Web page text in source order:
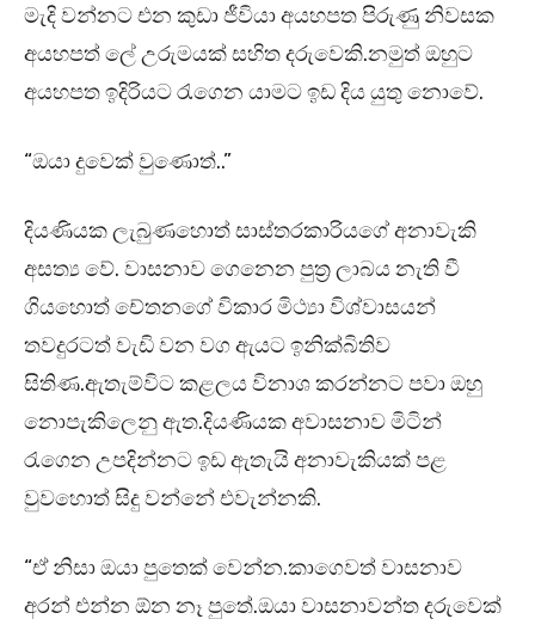
මැදි වන්නට එන කුඩා ජීවියා අයහපත පිරුණු නිවසක
අයහපත් ලේ උරුමයක් සහිත දරුවෙකි.නමුත් ඔහුට
අයහපත ඉදිරියට රැගෙන යාමට ඉඩ දිය යුතු නොවේ.
“ඔයා දුවෙක් වුණොත්..”
දියණියක ලැබුණහොත් සාස්තරකාරියගේ අනාවැකි
අසත්‍ය වේ. වාසනාව ගෙනෙන පුත්‍ර ලාබය නැති වී
ගියහොත් චේතනගේ විකාර මිථ්‍යා විශ්වාසයන්
තවදුරටත් වැඩි වන වග ඇයට ඉනික්බිතිව
සිතිණ.ඇතැම්විට කළලය විනාශ කරන්නට පවා ඔහු
නොපැකිලෙනු ඇත.දියණියක අවාසනාව මිටින්
රැගෙන උපදින්නට ඉඩ ඇතැයි අනාවැකියක් පළ
වුවහොත් සිදු වන්නේ එවැන්නකි.
“ඒ නිසා ඔයා පුතෙක් වෙන්න.කාගෙවත් වාසනාව
අරන් එන්න ඕන නෑ පුතේ.ඔයා වාසනාවන්ත දරුවෙක්